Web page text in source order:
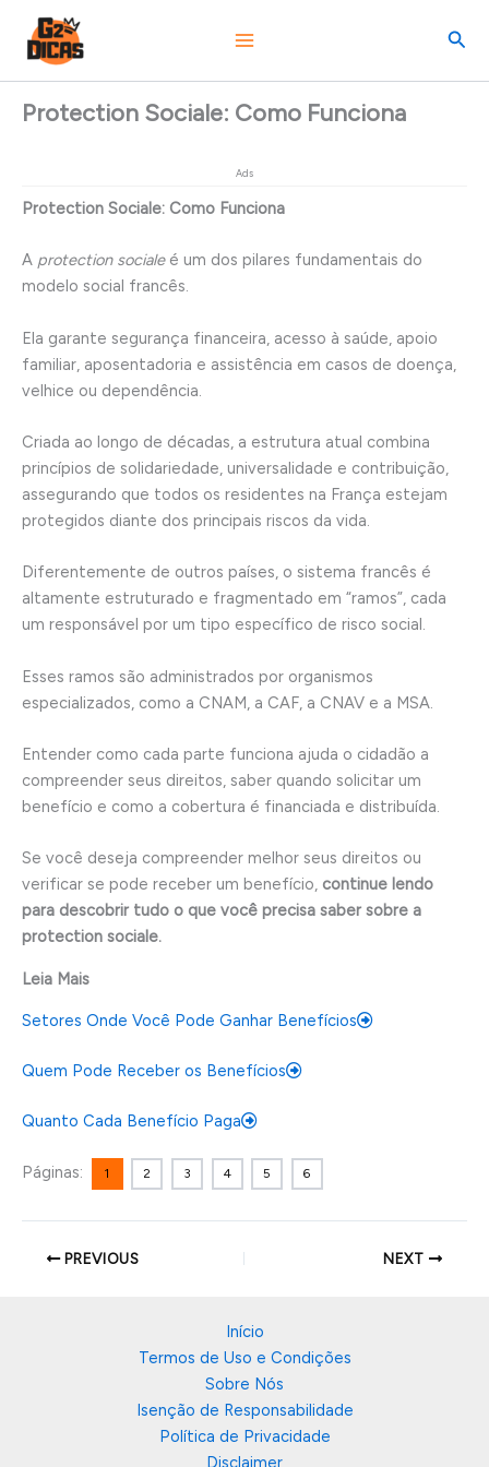
para
Protection Sociale: Como Funciona
Ads
Protection Sociale: Como Funciona
A protection socialeé um dos pilares fundamentais do
modelo social francês.
Ela garante segurança financeira, acesso à saúde, apoio
familiar, aposentadoria e assistência em casos de doença,
velhice ou dependência.
Criada ao longo de décadas, a estrutura atual combina
princípios de solidariedade, universalidade e contribuição,
assegurando que todos os residentes na França estejam
protegidos diante dos principais riscos da vida.
Diferentemente de outros países, o sistema francês é
altamente estruturado e fragmentado em “ramos”, cada
um responsável por um tipo específico de risco social.
Esses ramos são administrados por organismos
especializados, como a CNAM, a CAF, a CNAV e a MSA.
Entender como cada parte funciona ajuda o cidadão a
compreender seus direitos, saber quando solicitar um
benefício e como a cobertura é financiada e distribuída.
Se você deseja compreender melhor seus direitos ou
verificar se pode receber um benefício, continue lendo
para descobrir tudo o que você precisa saber sobre a
protection sociale.
Leia Mais
Setores Onde Você Pode Ganhar Benefícios
Quem Pode Receber os Benefícios
Quanto Cada Benefício Paga
Páginas: 1 2 3 4 5 6
PREVIOUS NEXT
Início
Termos de Uso e Condições
Sobre Nós
Isenção de Responsabilidade
Política de Privacidade
Disclaimer